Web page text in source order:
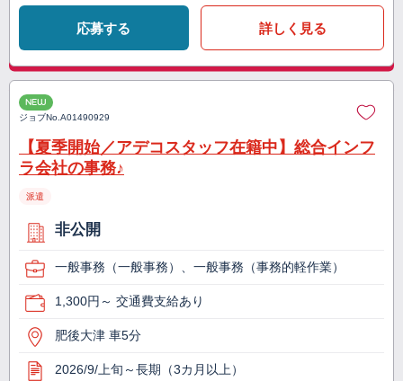
応募する 詳しく見る
NEW
ジョブNo.A01490929
【夏季開始／アデコスタッフ在籍中】総合インフ
ラ会社の事務♪
派遣
非公開
一般事務（一般事務）、一般事務（事務的軽作業）
1,300円～ 交通費支給あり
肥後大津 車5分
2026/9/上旬～長期（3カ月以上）